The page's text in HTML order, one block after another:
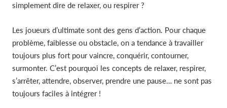
simplement dire de relaxer, ou respirer ?
Les joueurs d’ultimate sont des gens d’action. Pour chaque
problème, faiblesse ou obstacle, on a tendance à travailler
toujours plus fort pour vaincre, conquérir, contourner,
surmonter. C’est pourquoi les concepts de relaxer, respirer,
s’arrêter, attendre, observer, prendre une pause… ne sont pas
toujours faciles à intégrer !